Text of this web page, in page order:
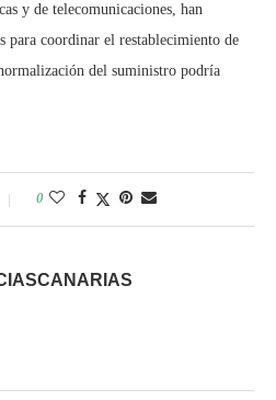
y de telecomunicaciones, han
para coordinar el restablecimiento de
del suministro podría
0